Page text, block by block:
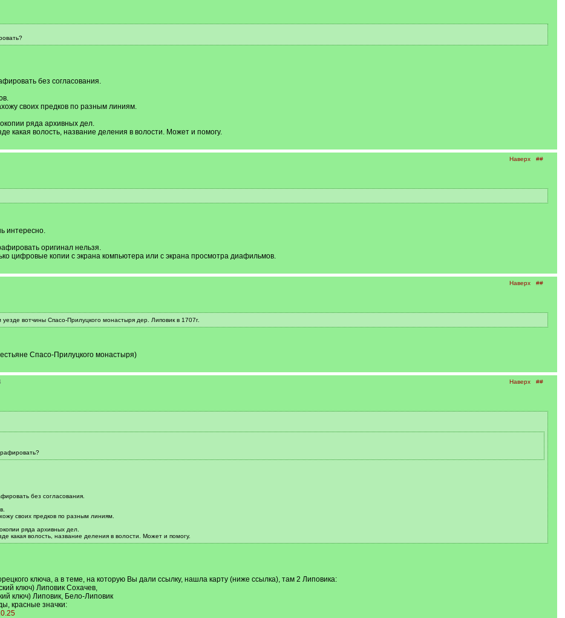
без согласования.
своих предков по разным линиям.
ряда архивных дел.
какая волость, название деления в волости. Может и помогу.
Наверх ##
интересно.
оригинал нельзя.
цифровые копии с экрана компьютера или с экрана просмотра диафильмов.
Наверх ##
вотчины Спасо-Прилуцкого монастыря дер. Липовик в 1707г.
Спасо-Прилуцкого монастыря)
Наверх ##
без согласования.
своих предков по разным линиям.
ряда архивных дел.
какая волость, название деления в волости. Может и помогу.
ключа, а в теме, на которую Вы дали ссылку, нашла карту (ниже ссылка), там 2 Липовика:
ключ) Липовик Сохачев,
ключ) Липовик, Бело-Липовик
красные значки: